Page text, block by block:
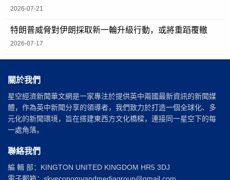
2026-07-21
特朗普威脅對伊朗採取新一輪升級行動，或將重蹈覆轍
2026-07-17
關於我們
星空經濟新聞華文網是一家專注於提供英中兩國最新資訊的新聞媒
體，作為英中新聞分享的領導者，我們致力於打造一個全球化、多
元化的新聞環境，旨在搭建東西方文化橋樑，連接同一星空下的每
一處角落。
聯絡我們
編 輯 部：KINGTON UNITED KINGDOM HR5 3DJ
電子郵箱：skyeconomyandmediagroup@gmail.com